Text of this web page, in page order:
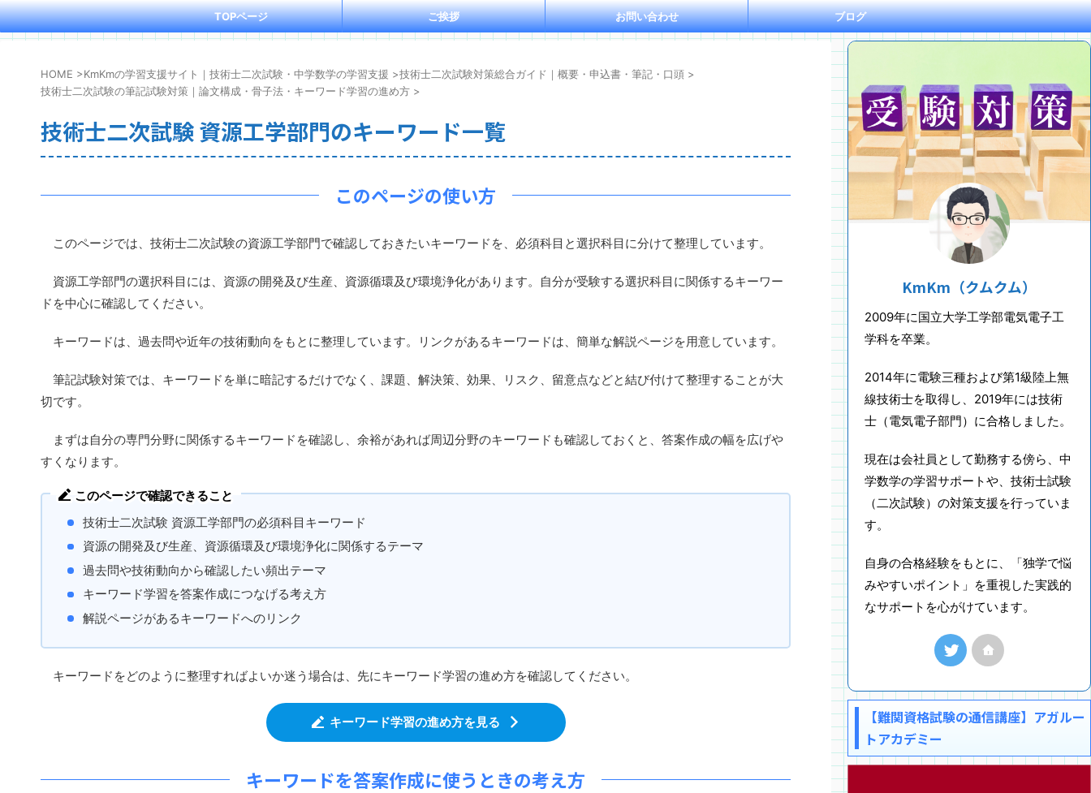
TOPページ ご挨拶 お問い合わせ ブログ
HOME >KmKmの学習支援サイト｜技術士二次試験・中学数学の学習支援 >技術士二次試験対策総合ガイド｜概要・申込書・筆記・口頭 >
技術士二次試験の筆記試験対策｜論文構成・骨子法・キーワード学習の進め方 >
技術士二次試験 資源工学部門のキーワード一覧
このページの使い方
このページでは、技術士二次試験の資源工学部門で確認しておきたいキーワードを、必須科目と選択科目に分けて整理しています。
資源工学部門の選択科目には、資源の開発及び生産、資源循環及び環境浄化があります。自分が受験する選択科目に関係するキーワー
ドを中心に確認してください。
キーワードは、過去問や近年の技術動向をもとに整理しています。リンクがあるキーワードは、簡単な解説ページを用意しています。
筆記試験対策では、キーワードを単に暗記するだけでなく、課題、解決策、効果、リスク、留意点などと結び付けて整理することが大
切です。
まずは自分の専門分野に関係するキーワードを確認し、余裕があれば周辺分野のキーワードも確認しておくと、答案作成の幅を広げや
すくなります。
このページで確認できること
技術士二次試験 資源工学部門の必須科目キーワード
資源の開発及び生産、資源循環及び環境浄化に関係するテーマ
過去問や技術動向から確認したい頻出テーマ
キーワード学習を答案作成につなげる考え方
解説ページがあるキーワードへのリンク
キーワードをどのように整理すればよいか迷う場合は、先にキーワード学習の進め方を確認してください。
キーワード学習の進め方を見る
キーワードを答案作成に使うときの考え方
KmKm（クムクム）
2009年に国立大学工学部電気電子工
学科を卒業。
2014年に電験三種および第1級陸上無
線技術士を取得し、2019年には技術
士（電気電子部門）に合格しました。
現在は会社員として勤務する傍ら、中
学数学の学習サポートや、技術士試験
（二次試験）の対策支援を行っていま
す。
自身の合格経験をもとに、「独学で悩
みやすいポイント」を重視した実践的
なサポートを心がけています。
【難関資格試験の通信講座】アガルー
トアカデミー